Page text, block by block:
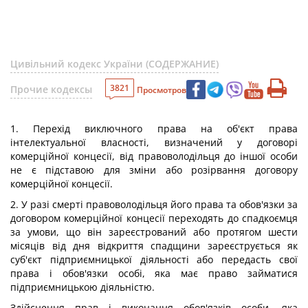
Цивільний кодекс України (СОДЕРЖАНИЕ)
Прочие кодексы
3821 Просмотров
1. Перехід виключного права на об'єкт права
інтелектуальної власності, визначений у договорі
комерційної концесії, від правоволодільця до іншої особи
не є підставою для зміни або розірвання договору
комерційної концесії.
2. У разі смерті правоволодільця його права та обов'язки за
договором комерційної концесії переходять до спадкоємця
за умови, що він зареєстрований або протягом шести
місяців від дня відкриття спадщини зареєструється як
суб'єкт підприємницької діяльності або передасть свої
права і обов'язки особі, яка має право займатися
підприємницькою діяльністю.